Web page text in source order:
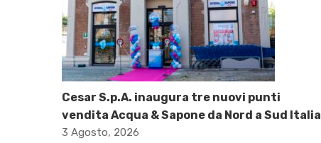
Cesar S.p.A. inaugura tre nuovi punti
vendita Acqua & Sapone da Nord a Sud Italia
3 Agosto, 2026